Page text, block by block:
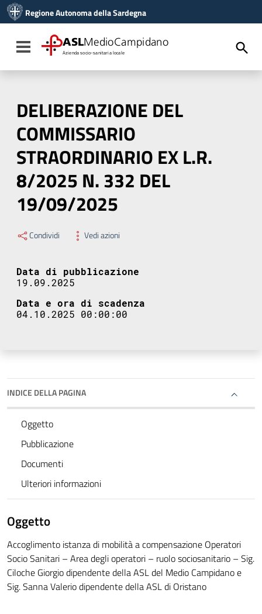
Vai al menu di navigazione
Vai al footer
Regione Autonoma della Sardegna
Toggle navigation
ASLMedioCampidano
Azienda socio-sanitaria locale
DELIBERAZIONE DEL
COMMISSARIO
STRAORDINARIO EX L.R.
8/2025 N. 332 DEL
19/09/2025
Condividi Vedi azioni
Data di pubblicazione
19.09.2025
Data e ora di scadenza
04.10.2025 00:00:00
INDICE DELLA PAGINA
Oggetto
Pubblicazione
Documenti
Ulteriori informazioni
Oggetto
Accoglimento istanza di mobilità a compensazione Operatori
Socio Sanitari – Area degli operatori – ruolo sociosanitario – Sig.
Ciloche Giorgio dipendente della ASL del Medio Campidano e
Sig. Sanna Valerio dipendente della ASL di Oristano